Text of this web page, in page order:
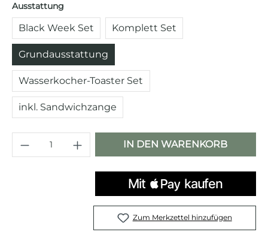
Ausstattung
Black Week Set Komplett Set
Grundausstattung
Wasserkocher-Toaster Set
inkl. Sandwichzange
Produkt Anzahl: Gib den
IN DEN WARENKORB
Zum Merkzettel hinzufügen